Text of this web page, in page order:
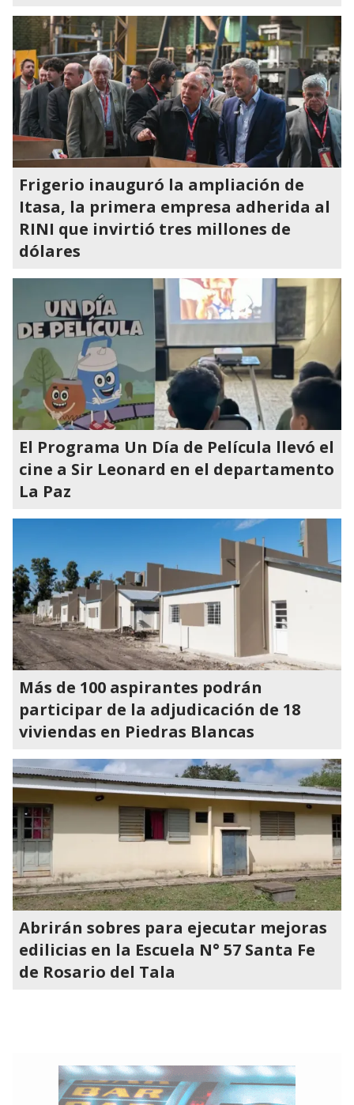
Frigerio inauguró la ampliación de
Itasa, la primera empresa adherida al
RINI que invirtió tres millones de
dólares
El Programa Un Día de Película llevó el
cine a Sir Leonard en el departamento
La Paz
Más de 100 aspirantes podrán
participar de la adjudicación de 18
viviendas en Piedras Blancas
Abrirán sobres para ejecutar mejoras
edilicias en la Escuela N° 57 Santa Fe
de Rosario del Tala